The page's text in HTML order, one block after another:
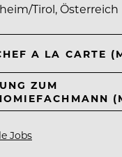
Tirol, Österreich
A LA CARTE
ZUM
Jobs